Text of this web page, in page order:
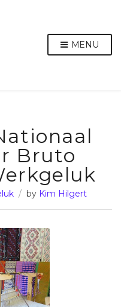
MENU
Bruto
by Kim Hilgert